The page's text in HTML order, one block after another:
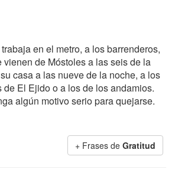
en el metro, a los barrenderos,
de Móstoles a las seis de la
casa a las nueve de la noche, a los
El Ejido o a los de los andamios.
algún motivo serio para quejarse.
+ Frases de Gratitud